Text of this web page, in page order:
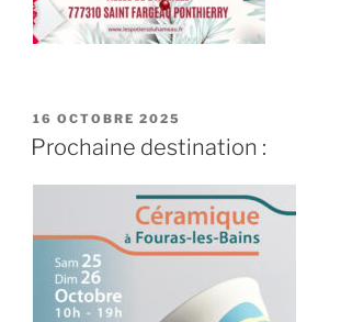
PUBLIÉ
LE
16 OCTOBRE 2025
Prochaine destination :